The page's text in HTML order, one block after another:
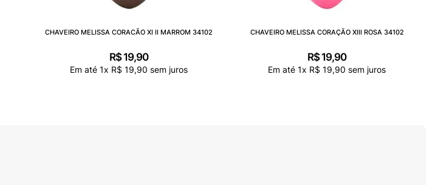
CHAVEIRO MELISSA CORACÃO XI II MARROM 34102
R$ 19,90
Em até 1x R$ 19,90 sem juros
CHAVEIRO MELISSA CORAÇÃO XIII ROSA 34102
R$ 19,90
Em até 1x R$ 19,90 sem juros